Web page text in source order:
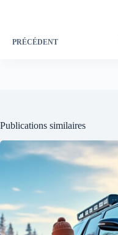
PRÉCÉDENT
Publications similaires